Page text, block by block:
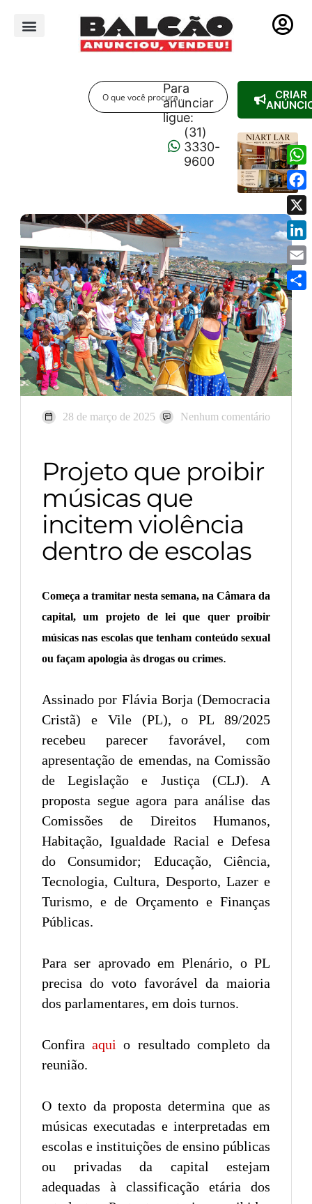
Para
anunciar
ligue:
(31)
3330-
9600
CRIAR
28 de março de 2025 Nenhum comentário
Projeto que proibir
músicas que
incitem violência
dentro de escolas
Começa a tramitar nesta semana, na Câmara da
capital, um projeto de lei que quer proibir
músicas nas escolas que tenham conteúdo sexual
ou façam apologia às drogas ou crimes.
Assinado por Flávia Borja (Democracia
Cristã) e Vile (PL), o PL 89/2025
recebeu parecer favorável, com
apresentação de emendas, na Comissão
de Legislação e Justiça (CLJ). A
proposta segue agora para análise das
Comissões de Direitos Humanos,
Habitação, Igualdade Racial e Defesa
do Consumidor; Educação, Ciência,
Tecnologia, Cultura, Desporto, Lazer e
Turismo, e de Orçamento e Finanças
Públicas.
Para ser aprovado em Plenário, o PL
precisa do voto favorável da maioria
dos parlamentares, em dois turnos.
Confiraaqui o resultado completo da
reunião.
O texto da proposta determina que as
músicas executadas e interpretadas em
escolas e instituições de ensino públicas
ou privadas da capital estejam
adequadas à classificação etária dos
X